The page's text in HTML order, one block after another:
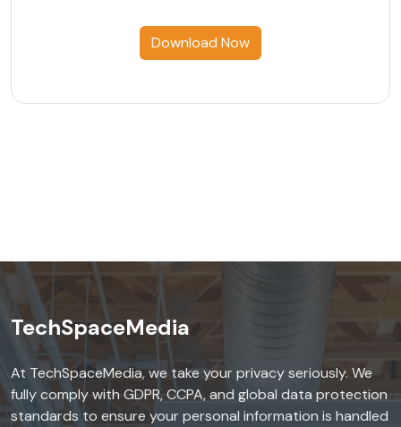
Download Now
TechSpaceMedia
At TechSpaceMedia, we take your privacy seriously. We
fully comply with GDPR, CCPA, and global data protection
standards to ensure your personal information is handled